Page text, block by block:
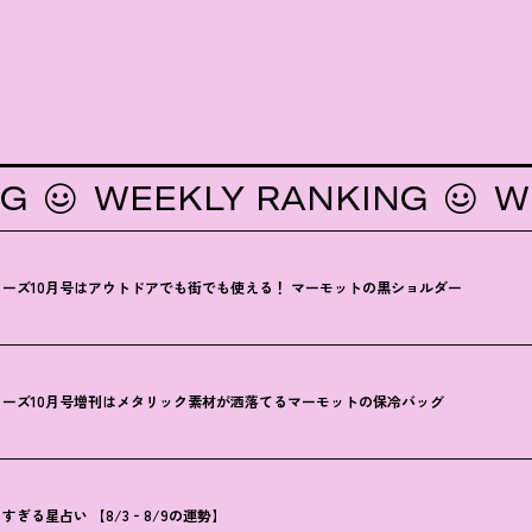
WEEKLY RANKING
ズ10月号はアウトドアでも街でも使える ！ マーモットの黒ショルダー
ズ10月号増刊はメタリック素材が洒落てるマーモットの保冷バッグ
ぎる星占い 【8/3‐8/9の運勢】